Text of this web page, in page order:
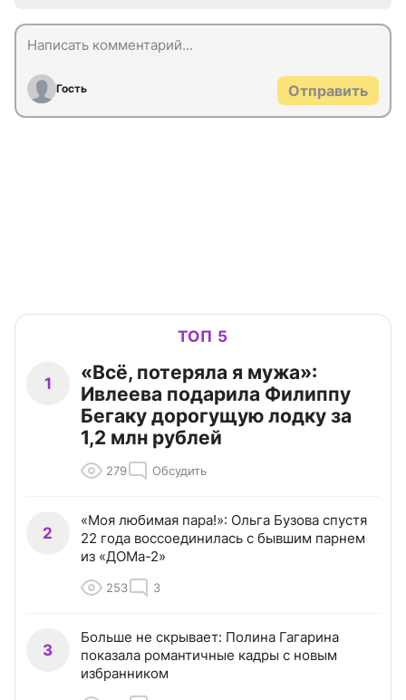
Гость Отправить
ТОП 5
1
«Всё, потеряла я мужа»:
Ивлеева подарила Филиппу
Бегаку дорогущую лодку за
1,2 млн рублей
279 Обсудить
2
«Моя любимая пара!»: Ольга Бузова спустя
22 года воссоединилась с бывшим парнем
из «ДОМа-2»
253 3
3
Больше не скрывает: Полина Гагарина
показала романтичные кадры с новым
избранником